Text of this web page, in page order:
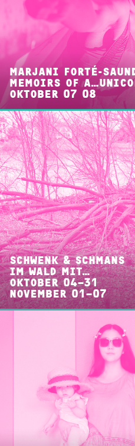
MARJANI FORTÉ-
MEMOIRS OF
OKTOBER 07 08
SCHWENK & SCHMANS
IM WALD MIT…
OKTOBER 04–31
NOVEMBER 01–07